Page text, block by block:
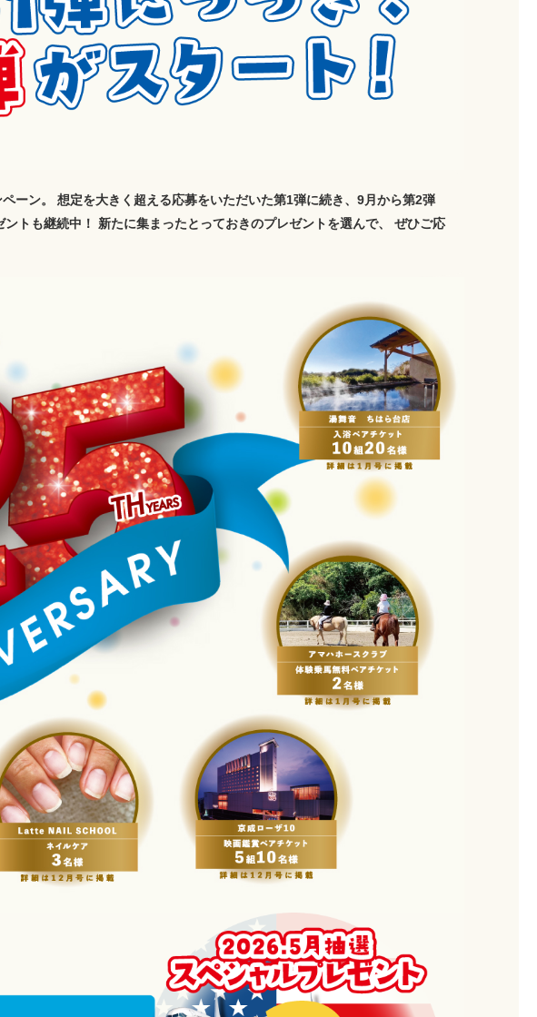
ーン。 想定を大きく超える応募をいただいた第1弾に続き、9月から第2弾
トも継続中！ 新たに集まったとっておきのプレゼントを選んで、 ぜひご応